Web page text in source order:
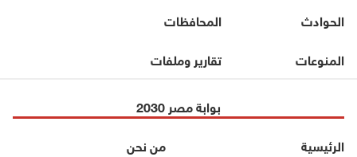
الحوادث
المحافظات
المنوعات
تقارير وملفات
بوابة مصر 2030
الرئيسية
من نحن